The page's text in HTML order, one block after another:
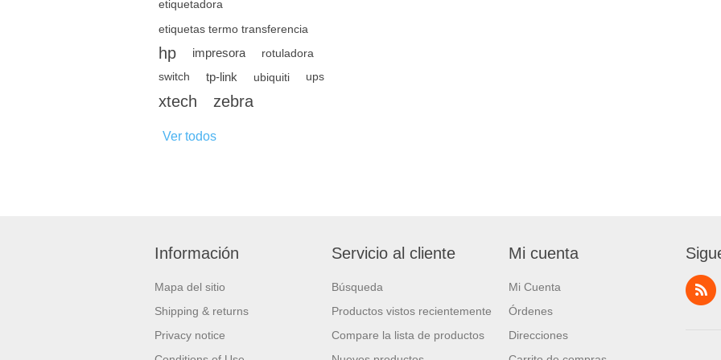
etiquetadora
etiquetas termo transferencia
hp impresora rotuladora
switch tp-link ubiquiti ups
xtech zebra
Ver todos
Información
Mapa del sitio
Shipping & returns
Privacy notice
Servicio al cliente
Búsqueda
Productos vistos recientemente
Compare la lista de productos
Mi cuenta
Mi Cuenta
Órdenes
Direcciones